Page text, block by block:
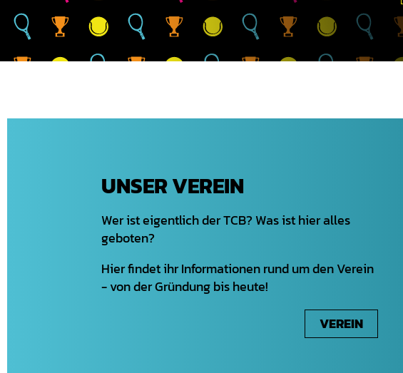
UNSER VEREIN
Wer ist eigentlich der TCB? Was ist hier alles
geboten?
Hier findet ihr Informationen rund um den Verein
- von der Gründung bis heute!
VEREIN